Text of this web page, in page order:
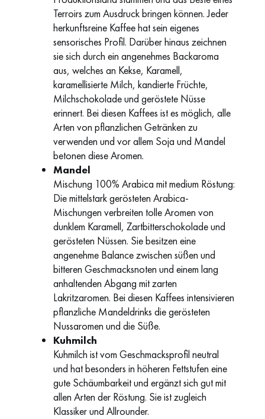
Terroirs zum Ausdruck bringen können. Jeder
herkunftsreine Kaffee hat sein eigenes
sensorisches Profil. Darüber hinaus zeichnen
sie sich durch ein angenehmes Backaroma
aus, welches an Kekse, Karamell,
karamellisierte Milch, kandierte Früchte,
Milchschokolade und geröstete Nüsse
erinnert. Bei diesen Kaffees ist es möglich, alle
Arten von pflanzlichen Getränken zu
verwenden und vor allem Soja und Mandel
betonen diese Aromen.
Mandel
Mischung 100% Arabica mit medium Röstung:
Die mittelstark gerösteten Arabica-
Mischungen verbreiten tolle Aromen von
dunklem Karamell, Zartbitterschokolade und
gerösteten Nüssen. Sie besitzen eine
angenehme Balance zwischen süßen und
bitteren Geschmacksnoten und einem lang
anhaltenden Abgang mit zarten
Lakritzaromen. Bei diesen Kaffees intensivieren
pflanzliche Mandeldrinks die gerösteten
Nussaromen und die Süße.
Kuhmilch
Kuhmilch ist vom Geschmacksprofil neutral
und hat besonders in höheren Fettstufen eine
gute Schäumbarkeit und ergänzt sich gut mit
allen Arten der Röstung. Sie ist zugleich
Klassiker und Allrounder.